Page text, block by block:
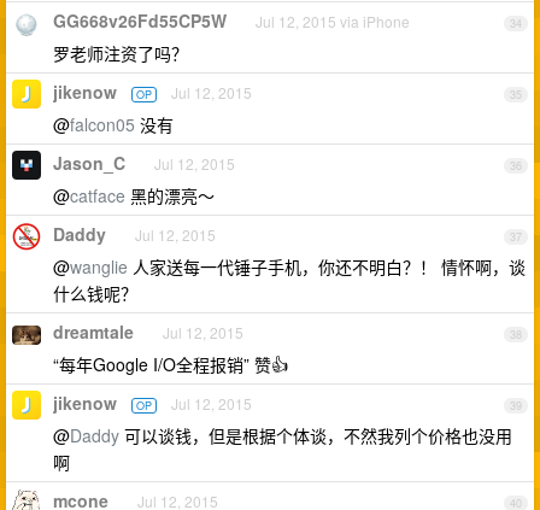
34
GG668v26Fd55CP5W Jul 12, 2015 via iPhone
罗老师注资了吗？
35
jikenow OP Jul 12, 2015
@falcon05 没有
36
Jason_C Jul 12, 2015
@catface 黑的漂亮～
37
Daddy Jul 12, 2015
@wanglie 人家送每一代锤子手机，你还不明白？！ 情怀啊，谈
什么钱呢？
38
dreamtale Jul 12, 2015
“每年Google I/O全程报销” 赞👍
39
jikenow OP Jul 12, 2015
@Daddy 可以谈钱，但是根据个体谈，不然我列个价格也没用
啊
40
mcone Jul 12, 2015